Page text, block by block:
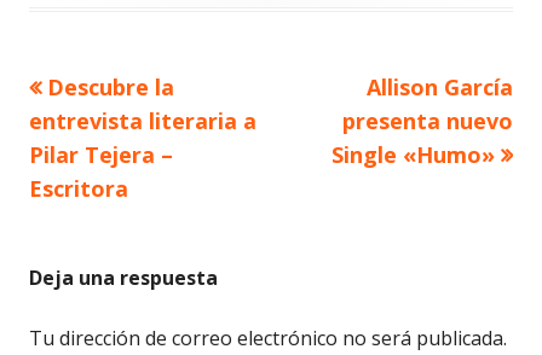
Navegación
de
entradas
Artículo
anterior
Descubre la
entrevista literaria a
Pilar Tejera –
Escritora
Artículo
siguiente
Allison García
presenta nuevo
Single «Humo»
Deja una respuesta
Tu dirección de correo electrónico no será publicada.